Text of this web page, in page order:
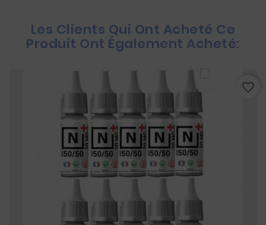
Les Clients Qui Ont Acheté Ce
Produit Ont Également Acheté:
favorite_border